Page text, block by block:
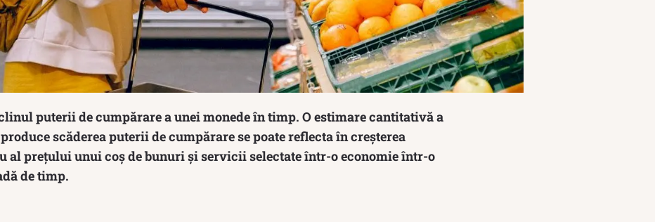
puterii de cumpărare a unei monede în timp. O estimare cantitativă a
scăderea puterii de cumpărare se poate reflecta în creșterea
al prețului unui coș de bunuri și servicii selectate într-o economie într-o
de timp.